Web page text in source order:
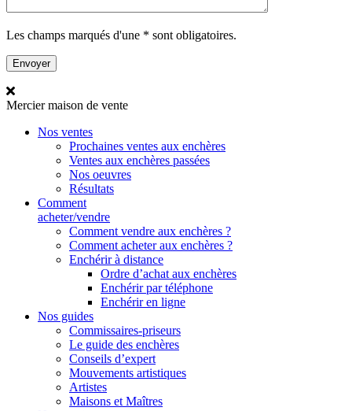
Les champs marqués d'une * sont obligatoires.
Merciermaison de vente
Nos ventes
Prochaines ventes aux enchères
Ventes aux enchères passées
Nos oeuvres
Résultats
Comment
acheter/vendre
Comment vendre aux enchères ?
Comment acheter aux enchères ?
Enchérir à distance
Ordre d’achat aux enchères
Enchérir par téléphone
Enchérir en ligne
Nos guides
Commissaires-priseurs
Le guide des enchères
Conseils d’expert
Mouvements artistiques
Artistes
Maisons et Maîtres